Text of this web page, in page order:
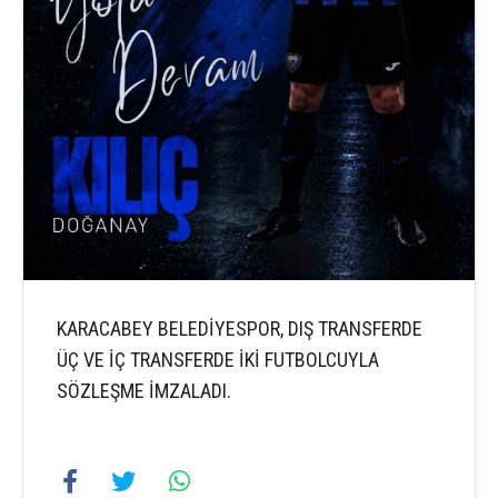
KARACABEY BELEDİYESPOR, DIŞ TRANSFERDE
ÜÇ VE İÇ TRANSFERDE İKİ FUTBOLCUYLA
SÖZLEŞME İMZALADI.